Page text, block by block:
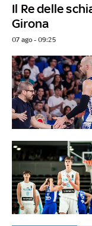
Il Re delle
Girona
07 ago - 09:25